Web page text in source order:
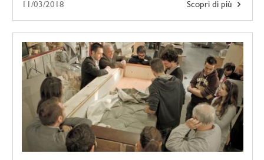
Scopri di più
11/03/2018